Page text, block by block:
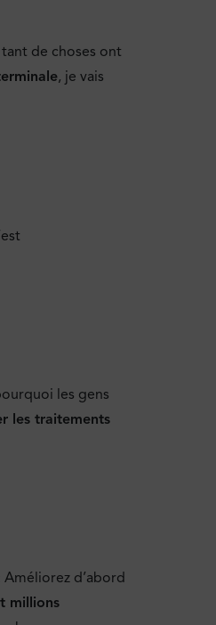
de choses ont
, je vais
les gens
les traitements
d’abord
millions